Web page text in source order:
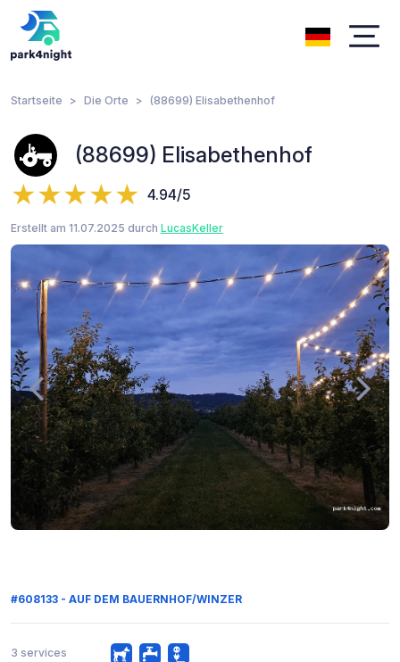
Startseite Die Orte (88699) Elisabethenhof
(88699) Elisabethenhof
4.94/5
Erstellt am 11.07.2025 durch LucasKeller
#608133 - AUF DEM BAUERNHOF/WINZER
3 services